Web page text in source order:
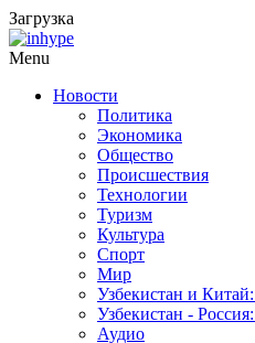
Загрузка
Menu
Новости
Политика
Экономика
Общество
Происшествия
Технологии
Туризм
Культура
Спорт
Мир
Узбекистан и
Узбекистан -
Аудио